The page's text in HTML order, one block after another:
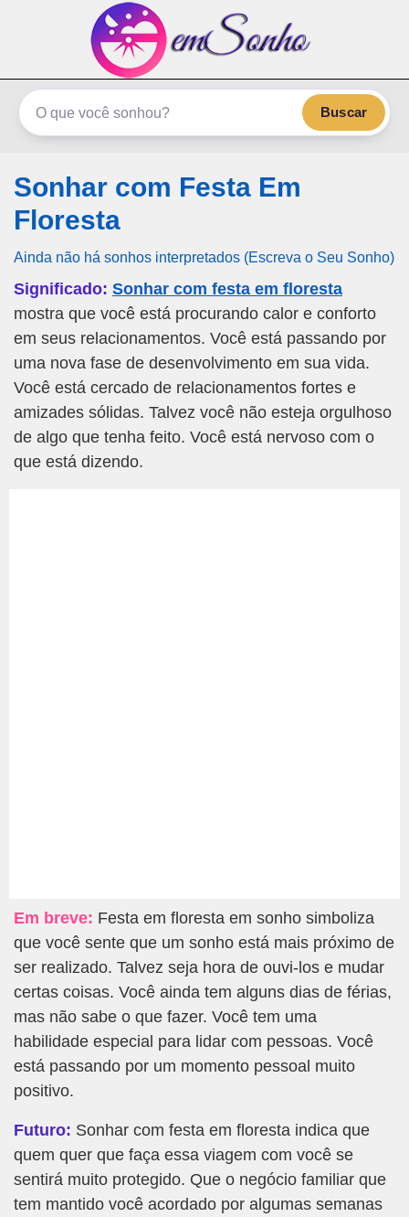
emSonho.com
Os sonhos significam mais
Buscar
Sonhar com Festa Em
Floresta
Ainda não há sonhos interpretados (Escreva o Seu Sonho)
Significado: Sonhar com festa em floresta
mostra que você está procurando calor e conforto
em seus relacionamentos. Você está passando por
uma nova fase de desenvolvimento em sua vida.
Você está cercado de relacionamentos fortes e
amizades sólidas. Talvez você não esteja orgulhoso
de algo que tenha feito. Você está nervoso com o
que está dizendo.
Em breve: Festa em floresta em sonho simboliza
que você sente que um sonho está mais próximo de
ser realizado. Talvez seja hora de ouvi-los e mudar
certas coisas. Você ainda tem alguns dias de férias,
mas não sabe o que fazer. Você tem uma
habilidade especial para lidar com pessoas. Você
está passando por um momento pessoal muito
positivo.
Futuro: Sonhar com festa em floresta indica que
quem quer que faça essa viagem com você se
sentirá muito protegido. Que o negócio familiar que
tem mantido você acordado por algumas semanas